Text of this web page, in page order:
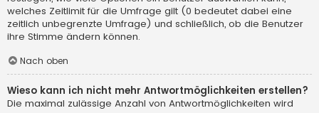
welches Zeitlimit für die Umfrage gilt (0 bedeutet dabei eine
zeitlich unbegrenzte Umfrage) und schließlich, ob die Benutzer
ihre Stimme ändern können.
Nach oben
Wieso kann ich nicht mehr Antwortmöglichkeiten erstellen?
Die maximal zulässige Anzahl von Antwortmöglichkeiten wird